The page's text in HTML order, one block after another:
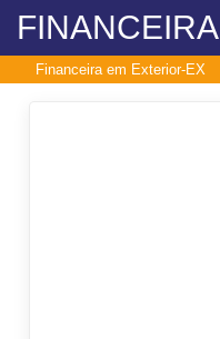
FINANCEIRA
Financeira em Exterior-EX